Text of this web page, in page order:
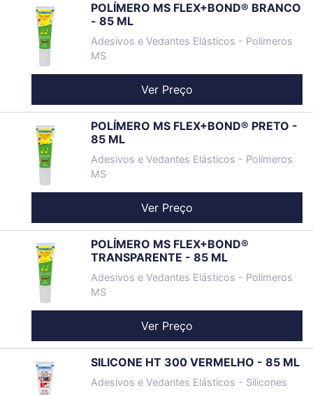
POLÍMERO MS FLEX+BOND® BRANCO
- 85 ML
Adesivos e Vedantes Elásticos - Polímeros
MS
Ver Preço
POLÍMERO MS FLEX+BOND® PRETO -
85 ML
Adesivos e Vedantes Elásticos - Polímeros
MS
Ver Preço
POLÍMERO MS FLEX+BOND®
TRANSPARENTE - 85 ML
Adesivos e Vedantes Elásticos - Polímeros
MS
Ver Preço
SILICONE HT 300 VERMELHO - 85 ML
Adesivos e Vedantes Elásticos - Silicones